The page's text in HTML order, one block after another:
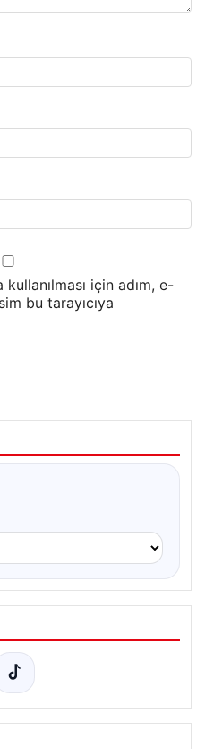
için adım, e-
bu tarayıcıya